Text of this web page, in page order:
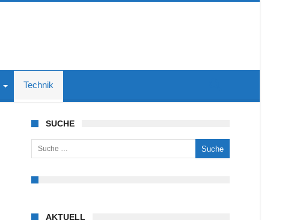
Technik
SUCHE
Suche nach:
AKTUELL